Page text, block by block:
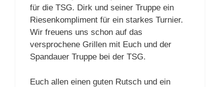
für die TSG. Dirk und seiner Truppe ein
Riesenkompliment für ein starkes Turnier.
Wir freuens uns schon auf das
versprochene Grillen mit Euch und der
Spandauer Truppe bei der TSG.
Euch allen einen guten Rutsch und ein